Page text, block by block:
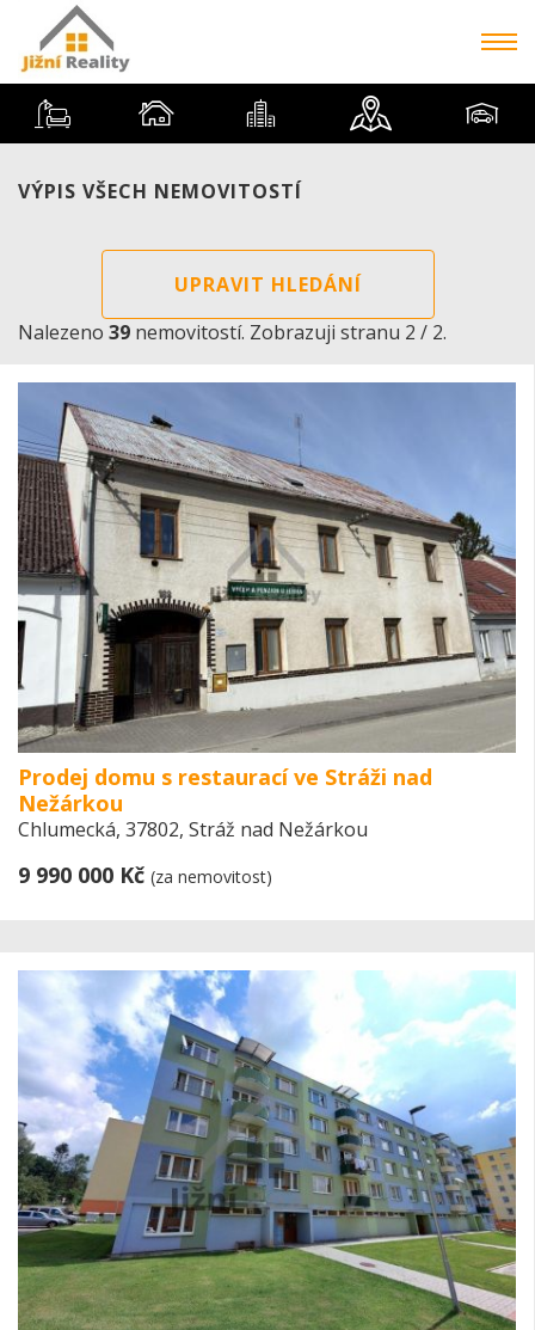
VÝPIS VŠECH NEMOVITOSTÍ
UPRAVIT HLEDÁNÍ
Nalezeno 39 nemovitostí. Zobrazuji stranu 2 / 2.
Prodej domu s restaurací ve Stráži nad
Nežárkou
Chlumecká, 37802, Stráž nad Nežárkou
9 990 000 Kč (za nemovitost)